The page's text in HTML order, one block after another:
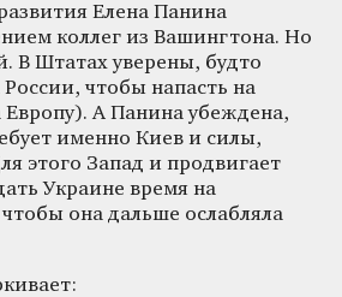
Елена Панина
коллег из Вашингтона. Но
В Штатах уверены, будто
чтобы напасть на
Европу). А Панина убеждена,
именно Киев и силы,
этого Запад и продвигает
Украине время на
она дальше ослабляла